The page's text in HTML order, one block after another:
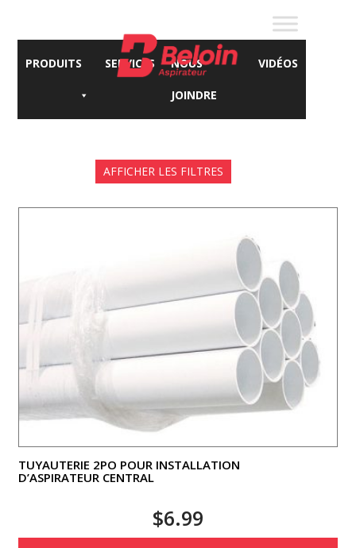
PRODUITS SERVICES NOUS
JOINDRE
VIDÉOS
AFFICHER LES FILTRES
TUYAUTERIE 2PO POUR INSTALLATION
D’ASPIRATEUR CENTRAL
$6.99